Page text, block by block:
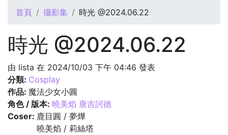
您在這裡
首頁 攝影集 時光 @2024.06.22
時光 @2024.06.22
由 lista 在 2024/10/03 下午 04:46 發表
分類: Cosplay
作品: 魔法少女小圓
角色 / 版本: 曉美焰 唐吉訶德
Coser: 鹿目圓 / 夢燁
曉美焰 / 莉絲塔